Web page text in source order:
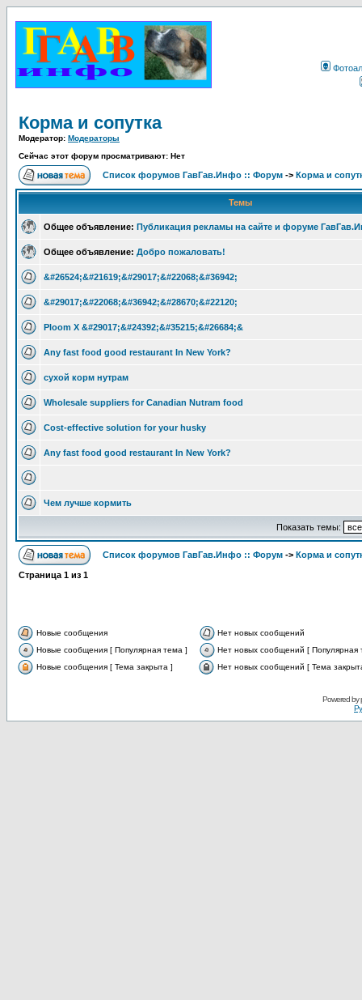
Корма и сопутка
Модератор: Модераторы
Сейчас этот форум просматривают: Нет
Список форумов ГавГав.Инфо :: Форум -> Корма и
Темы
Общее объявление: Публикация рекламы на сайте и форуме
Общее объявление: Добро пожаловать!
&#26524;&#21619;&#29017;&#22068;&#36942;
&#29017;&#22068;&#36942;&#28670;&#22120;
Ploom X &#29017;&#24392;&#35215;&#26684;&
Any fast food good restaurant In New York?
сухой корм нутрам
Wholesale suppliers for Canadian Nutram food
Cost-effective solution for your husky
Any fast food good restaurant In New York?
Чем лучше кормить
Показать темы:
Список форумов ГавГав.Инфо :: Форум -> Корма и
Страница 1 из 1
Новые сообщения
Нет новых сообщений
Новые сообщения [ Популярная тема ]
Нет новых сообщений [ Популярная
Новые сообщения [ Тема закрыта ]
Нет новых сообщений [ Тема
Powered by